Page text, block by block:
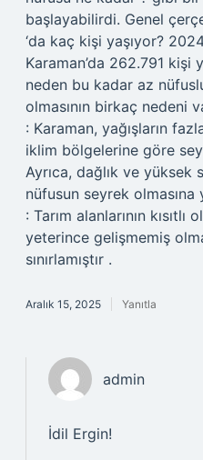
başlayabilirdi. Genel
‘da kaç kişi yaşıyor?
Karaman’da 262.791 kişi
neden bu kadar az
olmasının birkaç nedeni
: Karaman, yağışların
iklim bölgelerine göre
Ayrıca, dağlık ve
nüfusun seyrek olmasına
: Tarım alanlarının kısıtlı
yeterince gelişmemiş
sınırlamıştır .
Aralık 15, 2025 Yanıtla
admin
İdil Ergin!